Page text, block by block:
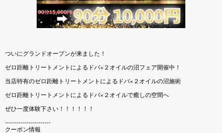
ついにグランドオープンが来ました！
ゼロ距離トリートメントによるドバ×２オイルの沼フェア開催中！
当店特有のゼロ距離トリートメントによるドバ×２オイルの沼施術
ゼロ距離トリートメントによるドバ×２オイルで癒しの空間へ
ぜひ一度体験下さい！！！！！！
-----------------------
クーポン情報